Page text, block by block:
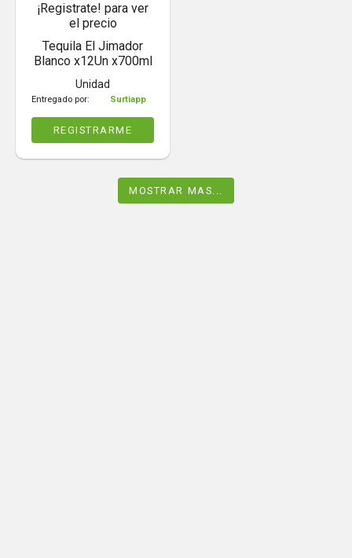
¡Registrate! para ver
el precio
Tequila El Jimador
Blanco x12Un x700ml
Unidad
Entregado por: Surtiapp
REGISTRARME
MOSTRAR MAS...